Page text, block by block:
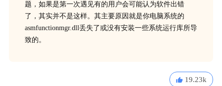
题，如果是第一次遇见有的用户会可能认为软件出错
了，其实并不是这样。其主要原因就是你电脑系统的
asmfunctionmgr.dll丢失了或没有安装一些系统运行库所导
致的。
19.23k